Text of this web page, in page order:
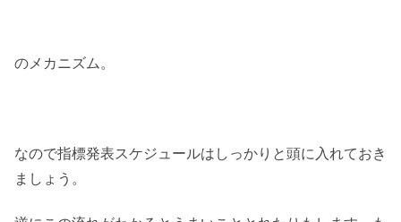
のメカニズム。
なので指標発表スケジュールはしっかりと頭に入れておき
ましょう。